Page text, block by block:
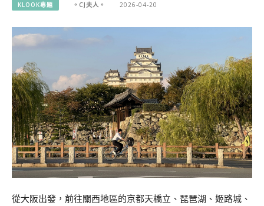
KLOOK專題 。CJ夫人。 2026-04-20
從大阪出發，前往關西地區的京都天橋立、琵琶湖、姬路城、